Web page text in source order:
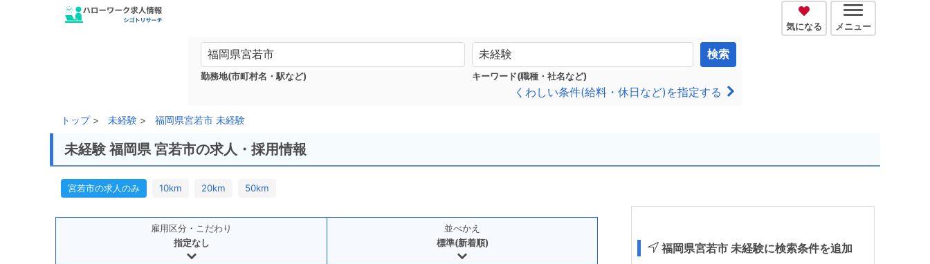
気になる メニュー
勤務地(市町村名・駅など) キーワード(職種・社名など)
検索
くわしい条件(給料・休日など)を指定する
トップ 未経験 福岡県宮若市 未経験
未経験 福岡県 宮若市の求人・採用情報
宮若市の求人のみ 10km 20km 50km
雇用区分・こだわり
指定なし
並べかえ
標準(新着順)
福岡県宮若市 未経験に検索条件を追加